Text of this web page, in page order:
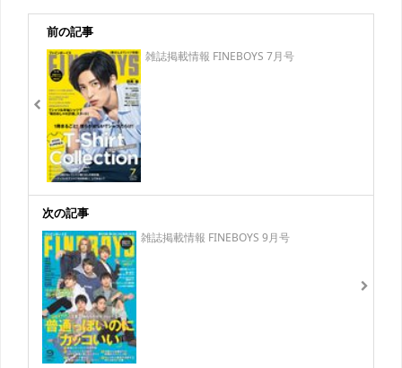
前の記事
雑誌掲載情報 FINEBOYS 7月号
次の記事
雑誌掲載情報 FINEBOYS 9月号